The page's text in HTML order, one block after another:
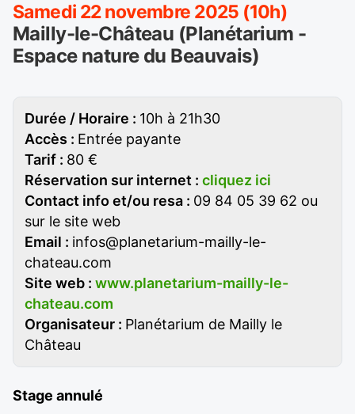
Samedi 22 novembre 2025 (10h)
Mailly-le-Château (Planétarium -
Espace nature du Beauvais)
Durée / Horaire : 10h à 21h30
Accès : Entrée payante
Tarif : 80 €
Réservation sur internet : cliquez ici
Contact info et/ou resa : 09 84 05 39 62 ou
sur le site web
Email : infos@planetarium-mailly-le-
chateau.com
Site web : www.planetarium-mailly-le-
chateau.com
Organisateur : Planétarium de Mailly le
Château
Stage annulé